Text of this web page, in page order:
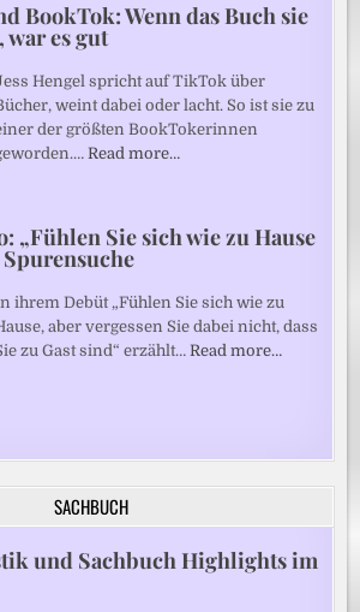
BookTok: Wenn das Buch sie
war es gut
Hengel spricht auf TikTok über
weint dabei oder lacht. So ist sie zu
der größten BookTokerinnen
Read more…
„Fühlen Sie sich wie zu Hause
ihrem Debüt „Fühlen Sie sich wie zu
aber vergessen Sie dabei nicht, dass
zu Gast sind“ erzählt…Read more…
SACHBUCH
und Sachbuch Highlights im